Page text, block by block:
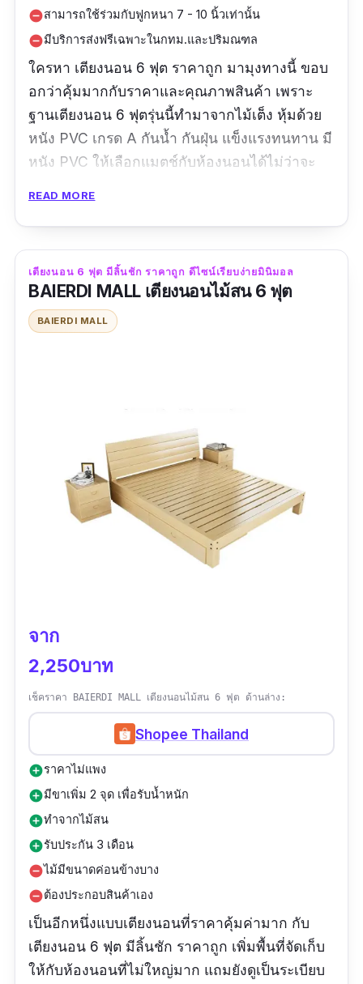
remove_circleสามารถใช้ร่วมกับฟูกหนา 7 - 10 นิ้วเท่านั้น
remove_circleมีบริการส่งฟรีเฉพาะในกทม.และปริมณฑล
ใครหา เตียงนอน 6 ฟุต ราคาถูก มามุงทางนี้ ขอบ
อกว่าคุ้มมากกับราคาและคุณภาพสินค้า เพราะ
ฐานเตียงนอน 6 ฟุตรุ่นนี้ทำมาจากไม้เต็ง หุ้มด้วย
หนัง PVC เกรด A กันน้ำ กันฝุ่น แข็งแรงทนทาน มี
หนัง PVC ให้เลือกแมตช์กับห้องนอนได้ไม่ว่าจะ
ถึง 2 ปี จึงมั่นใจได้กับการใช้งานและบริการหลัง
การขาย
รีวิวจากผู้ใช้จริง
READ MORE
เตียงนอน 6 ฟุต มีลิ้นชัก ราคาถูก ดีไซน์เรียบง่ายมินิมอล
BAIERDI MALL เตียงนอนไม้สน 6 ฟุต
BAIERDI MALL
จาก
2,250บาท
เช็คราคา BAIERDI MALL เตียงนอนไม้สน 6 ฟุต ด้านล่าง:
Shopee Thailand
add_circleราคาไม่แพง
add_circleมีขาเพิ่ม 2 จุด เพื่อรับน้ำหนัก
add_circleทำจากไม้สน
add_circleรับประกัน 3 เดือน
remove_circleไม้มีขนาดค่อนข้างบาง
remove_circleต้องประกอบสินค้าเอง
เป็นอีกหนึ่งแบบเตียงนอนที่ราคาคุ้มค่ามาก กับ
เตียงนอน 6 ฟุต มีลิ้นชัก ราคาถูก เพิ่มพื้นที่จัดเก็บ
ให้กับห้องนอนที่ไม่ใหญ่มาก แถมยังดูเป็นระเบียบ